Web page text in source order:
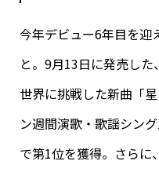
今年デビュー6年目を迎
と。9月13日に発売し
世界に挑戦した新曲「
ン週間演歌・歌謡シン
で第1位を獲得。さらに